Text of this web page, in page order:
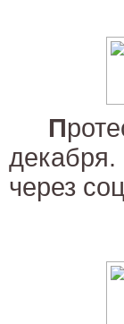
П
через